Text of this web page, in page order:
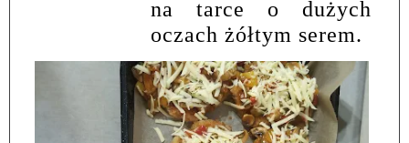
na tarce o dużych
oczach żółtym serem.